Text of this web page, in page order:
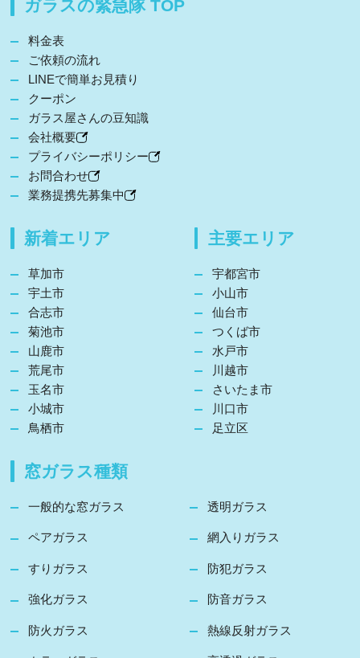
ガラスの緊急隊 TOP
料金表
ご依頼の流れ
LINEで簡単お見積り
クーポン
ガラス屋さんの豆知識
会社概要
プライバシーポリシー
お問合わせ
業務提携先募集中
新着エリア
草加市
宇土市
合志市
菊池市
山鹿市
荒尾市
玉名市
小城市
鳥栖市
主要エリア
宇都宮市
小山市
仙台市
つくば市
水戸市
川越市
さいたま市
川口市
足立区
窓ガラス種類
一般的な窓ガラス 透明ガラス
ペアガラス 網入りガラス
すりガラス 防犯ガラス
強化ガラス 防音ガラス
防火ガラス 熱線反射ガラス